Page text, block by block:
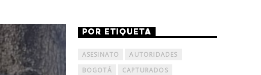
POR ETIQUETA
ASESINATO
AUTORIDADES
BOGOTÁ
CAPTURADOS